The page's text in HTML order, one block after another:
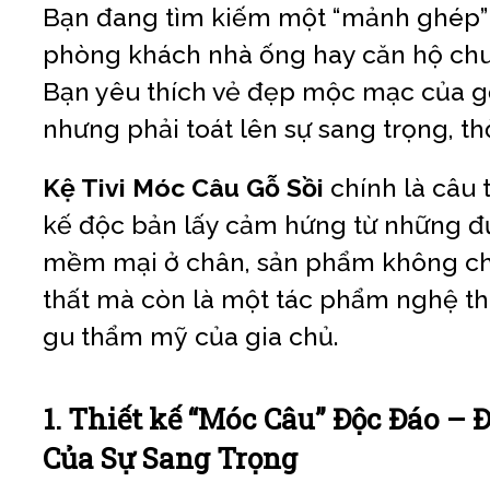
Bạn đang tìm kiếm một “mảnh
phòng khách nhà ống hay căn hộ
Bạn yêu thích vẻ đẹp mộc mạc của
nhưng phải toát lên sự sang trọng,
Kệ Tivi Móc Câu Gỗ Sồi chính là câu
kế độc bản lấy cảm hứng từ những
mềm mại ở chân, sản phẩm không
thất mà còn là một tác phẩm nghệ
gu thẩm mỹ của gia chủ.
1. Thiết kế “Móc Câu” Độc Đáo –
Của Sự Sang Trọng